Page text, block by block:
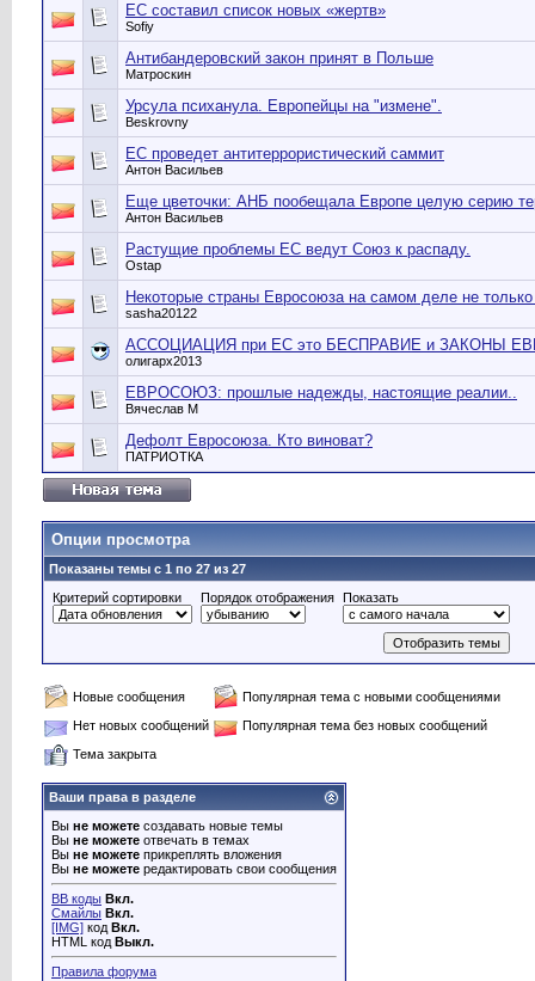
ЕС составил список новых «жертв»
Sofiy
Антибандеровский закон принят в Польше
Матроскин
Урсула психанула. Европейцы на "измене".
Beskrovny
ЕС проведет антитеррористический саммит
Антон Васильев
Еще цветочки: АНБ пообещала Европе целую серию
Антон Васильев
Растущие проблемы ЕС ведут Союз к распаду.
Ostap
Некоторые страны Евросоюза на самом деле не
sasha20122
АССОЦИАЦИЯ при ЕС это БЕСПРАВИЕ и ЗАКОНЫ
олигарх2013
ЕВРОСОЮЗ: прошлые надежды, настоящие реалии..
Вячеслав М
Дефолт Евросоюза. Кто виноват?
ПАТРИОТКА
Опции просмотра
Показаны темы с 1 по 27 из 27
Критерий сортировки
Порядок отображения Показать
Новые сообщения
Популярная тема с новыми сообщениями
Нет новых сообщений
Популярная тема без новых сообщений
Тема закрыта
Ваши права в разделе
Вы не можете создавать новые темы
Вы не можете отвечать в темах
Вы не можете прикреплять вложения
Вы не можете редактировать свои сообщения
BB коды Вкл.
Смайлы Вкл.
[IMG] код Вкл.
HTML код Выкл.
Правила форума